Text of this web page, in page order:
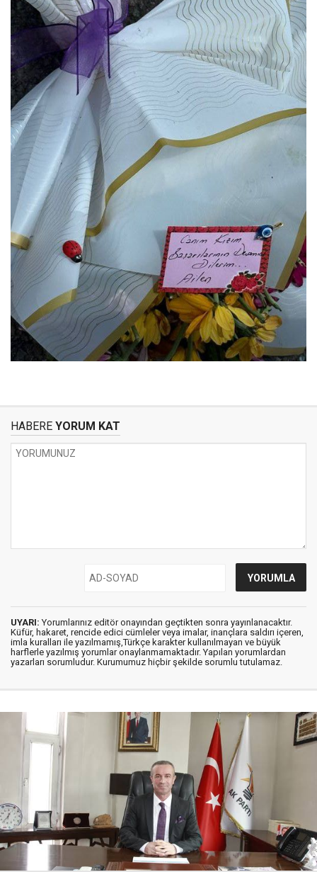
HABERE YORUM KAT
UYARI: Yorumlarınız editör onayından geçtikten sonra yayınlanacaktır.
Küfür, hakaret, rencide edici cümleler veya imalar, inançlara saldırı içeren,
imla kuralları ile yazılmamış,Türkçe karakter kullanılmayan ve büyük
harflerle yazılmış yorumlar onaylanmamaktadır. Yapılan yorumlardan
yazarları sorumludur. Kurumumuz hiçbir şekilde sorumlu tutulamaz.